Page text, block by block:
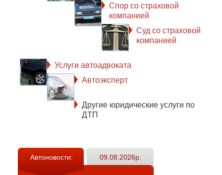
Спор со страховой
компанией
Суд со страховой
компанией
Услуги автоадвоката
Автоэксперт
Другие юридические услуги по
ДТП
Автоновости: 09.08.2026р.